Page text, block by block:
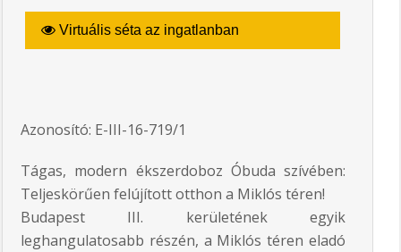
Virtuális séta az ingatlanban
Azonosító: E-III-16-719/1
Tágas, modern ékszerdoboz Óbuda szívében:
Teljeskörűen felújított otthon a Miklós téren!
Budapest III. kerületének egyik
leghangulatosabb részén, a Miklós téren eladó